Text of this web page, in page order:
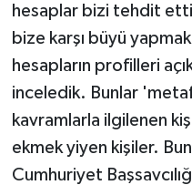
hesaplar bizi tehdit
bize karşı büyü
hesapların profilleri
inceledik. Bunlar
kavramlarla ilgilenen
ekmek yiyen kişiler.
Cumhuriyet